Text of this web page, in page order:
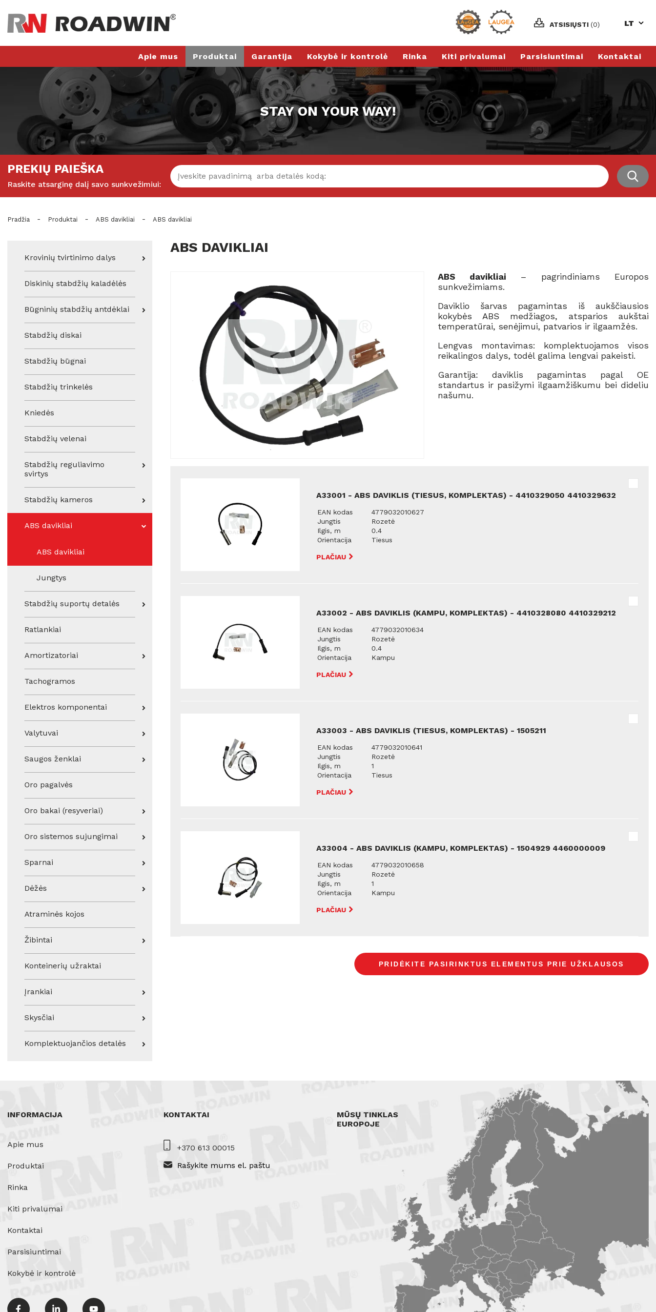
ATSISIŲSTI (0) LT
Apie mus Produktai Garantija Kokybė ir kontrolė Rinka Kiti privalumai Parsisiuntimai Kontaktai
STAY ON YOUR WAY!
PREKIŲ PAIEŠKA
Raskite atsarginę dalį savo sunkvežimiui:
Pradžia - Produktai - ABS davikliai - ABS davikliai
Krovinių tvirtinimo dalys
Diskinių stabdžių kaladėlės
Būgninių stabdžių antdėklai
Stabdžių diskai
Stabdžių būgnai
Stabdžių trinkelės
Kniedės
Stabdžių velenai
Stabdžių reguliavimo
svirtys
Stabdžių kameros
ABS davikliai
ABS davikliai
Jungtys
Stabdžių suportų detalės
Ratlankiai
Amortizatoriai
Tachogramos
Elektros komponentai
Valytuvai
Saugos ženklai
Oro pagalvės
Oro bakai (resyveriai)
Oro sistemos sujungimai
Sparnai
Dėžės
Atraminės kojos
Žibintai
Konteinerių užraktai
Įrankiai
Skysčiai
Komplektuojančios detalės
ABS DAVIKLIAI
ABS davikliai – pagrindiniams Europos
sunkvežimiams.
Daviklio šarvas pagamintas iš aukščiausios
kokybės ABS medžiagos, atsparios aukštai
temperatūrai, senėjimui, patvarios ir ilgaamžės.
Lengvas montavimas: komplektuojamos visos
reikalingos dalys, todėl galima lengvai pakeisti.
Garantija: daviklis pagamintas pagal OE
standartus ir pasižymi ilgaamžiškumu bei dideliu
našumu.
A33001 - ABS DAVIKLIS (TIESUS, KOMPLEKTAS) - 4410329050 4410329632
EAN kodas
4779032010627
Jungtis
Rozetė
Ilgis, m
0.4
Orientacija
Tiesus
PLAČIAU
A33002 - ABS DAVIKLIS (KAMPU, KOMPLEKTAS) - 4410328080 4410329212
EAN kodas
4779032010634
Jungtis
Rozetė
Ilgis, m
0.4
Orientacija
Kampu
PLAČIAU
A33003 - ABS DAVIKLIS (TIESUS, KOMPLEKTAS) - 1505211
EAN kodas
4779032010641
Jungtis
Rozetė
Ilgis, m
1
Orientacija
Tiesus
PLAČIAU
A33004 - ABS DAVIKLIS (KAMPU, KOMPLEKTAS) - 1504929 4460000009
EAN kodas
4779032010658
Jungtis
Rozetė
Ilgis, m
1
Orientacija
Kampu
PLAČIAU
INFORMACIJA
Apie mus
Produktai
Rinka
Kiti privalumai
Kontaktai
Parsisiuntimai
Kokybė ir kontrolė
KONTAKTAI
+370 613 00015
Rašykite mums el. paštu
MŪSŲ TINKLAS
EUROPOJE